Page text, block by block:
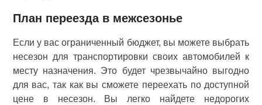
План переезда в межсезонье
Если у вас ограниченный бюджет, вы можете выбрать
несезон для транспортировки своих автомобилей к
месту назначения. Это будет чрезвычайно выгодно
для вас, так как вы сможете переехать по доступной
цене в несезон. Вы легко найдете недорогих